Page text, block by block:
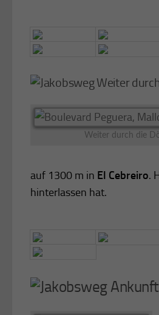
Weiter
Weiter durch die
auf 1300 m in El Cebreiro.
hinterlassen hat.
Ankunft